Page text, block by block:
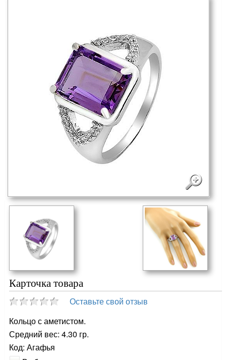
Карточка товара
Оставьте свой отзыв
Кольцо с аметистом.
Средний вес: 4.30 гр.
Код: Агафья